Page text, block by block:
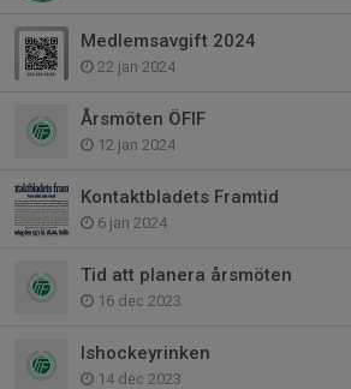
Medlemsavgift 2024
22 jan 2024
Årsmöten ÖFIF
12 jan 2024
Kontaktbladets Framtid
6 jan 2024
Tid att planera årsmöten
16 dec 2023
Ishockeyrinken
14 dec 2023